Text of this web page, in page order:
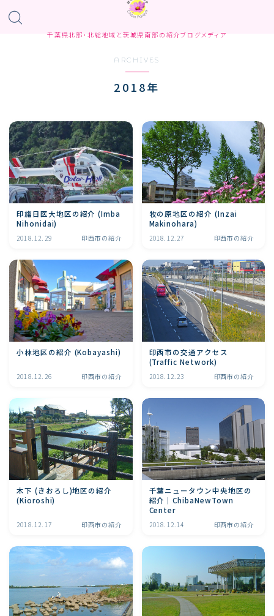
千葉県北部・北総地域と茨城県南部の紹介ブログメディア
ARCHIVES
2018年
印旛日医大地区の紹介 (Imba
Nihonidai)
2018.12.29 印西市の紹介
牧の原地区の紹介 (Inzai
Makinohara)
2018.12.27 印西市の紹介
小林地区の紹介 (Kobayashi)
2018.12.26 印西市の紹介
印西市の交通アクセス
(Traffic Network)
2018.12.23 印西市の紹介
木下 (きおろし)地区の紹介
(Kioroshi)
2018.12.17 印西市の紹介
千葉ニュータウン中央地区の
紹介｜ChibaNewTown
Center
2018.12.14 印西市の紹介